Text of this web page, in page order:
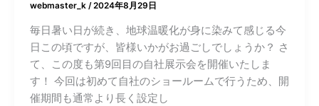
webmaster_k/2024年8月29日
毎日暑い日が続き、地球温暖化が身に染みて感じる今
日この頃ですが、皆様いかがお過ごしでしょうか？ さ
て、この度も第9回目の自社展示会を開催いたしま
す！ 今回は初めて自社のショールームで行うため、開
催期間も通常より長く設定し